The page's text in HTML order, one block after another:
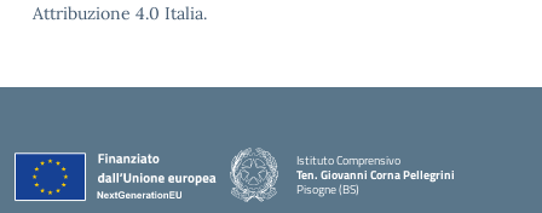
Attribuzione 4.0 Italia.
Istituto Comprensivo
Ten. Giovanni Corna Pellegrini
Pisogne (BS)
— Visita la pagina iniziale della scuola